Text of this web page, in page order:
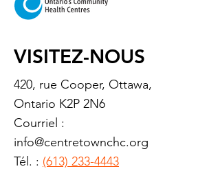
VISITEZ-NOUS
420, rue Cooper, Ottawa,
Ontario K2P 2N6
Courriel :
info@centretownchc.org
Tél. : (613) 233-4443